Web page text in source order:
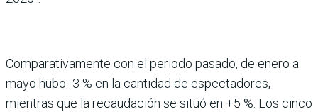
Comparativamente con el periodo pasado, de enero a
mayo hubo -3 % en la cantidad de espectadores,
mientras que la recaudación se situó en +5 %. Los cinco